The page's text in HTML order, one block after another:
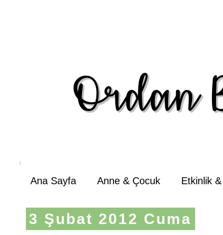
Ana Sayfa Anne & Çocuk Etkinlik
3 Şubat 2012 Cuma